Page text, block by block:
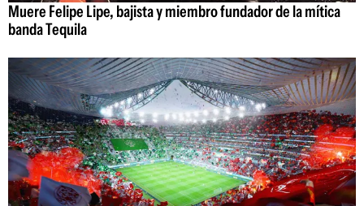
Muere Felipe Lipe, bajista y miembro fundador de la mítica
banda Tequila